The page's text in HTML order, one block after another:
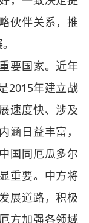
伙伴关系，推
要国家。近年
2015年建立战
速度快、涉及
涵日益丰富，
国同厄瓜多尔
重要。中方将
展道路，积极
方加强各领域